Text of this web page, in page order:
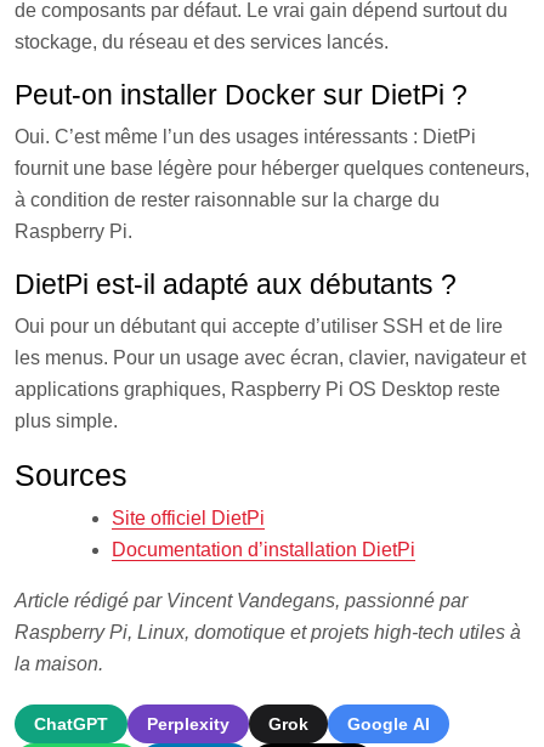
de composants par défaut. Le vrai gain dépend surtout du
stockage, du réseau et des services lancés.
Peut-on installer Docker sur DietPi ?
Oui. C’est même l’un des usages intéressants : DietPi
fournit une base légère pour héberger quelques conteneurs,
à condition de rester raisonnable sur la charge du
Raspberry Pi.
DietPi est-il adapté aux débutants ?
Oui pour un débutant qui accepte d’utiliser SSH et de lire
les menus. Pour un usage avec écran, clavier, navigateur et
applications graphiques, Raspberry Pi OS Desktop reste
plus simple.
Sources
Site officiel DietPi
Documentation d’installation DietPi
Article rédigé par Vincent Vandegans, passionné par
Raspberry Pi, Linux, domotique et projets high-tech utiles à
la maison.
ChatGPT Perplexity Grok
Google AI